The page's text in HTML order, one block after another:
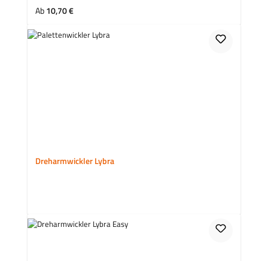
Regulärer Preis:
Ab10,70 €
Dreharmwickler Lybra